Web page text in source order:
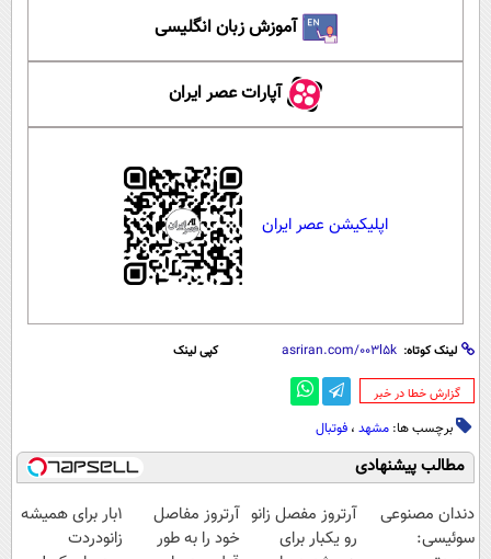
آموزش زبان انگلیسی
آپارات عصر ایران
اپلیکیشن عصر ایران
لینک کوتاه: کپی لینک
‌گزارش خطا در خبر
برچسب ها: مشهد ، فوتبال
مطالب پیشنهادی
دندان مصنوعی
سوئیسی:
آرتروز مفصل زانو
رو یکبار برای
آرتروز مفاصل
خود را به طور
1بار برای همیشه
زانودردت